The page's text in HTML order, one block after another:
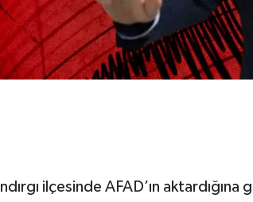
ilçesinde AFAD’ın